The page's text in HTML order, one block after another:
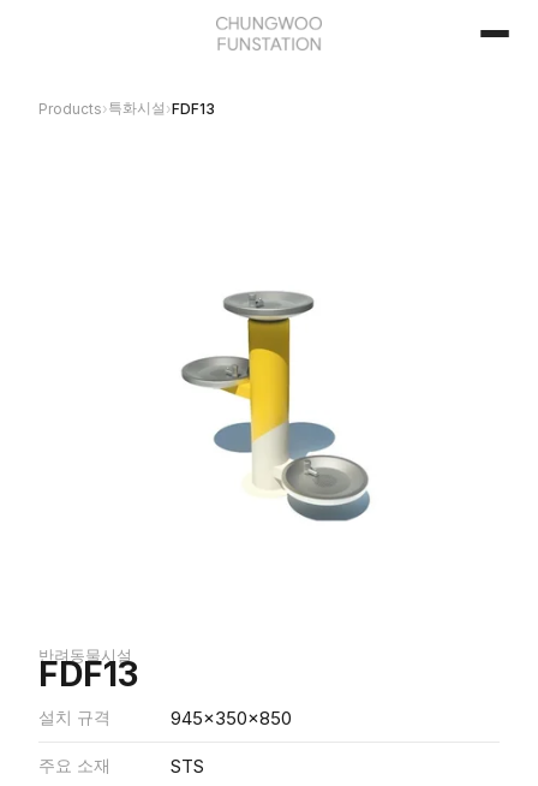
Products›특화시설 ›FDF13
반려동물시설
FDF13
설치 규격 945x350x850
주요 소재 STS